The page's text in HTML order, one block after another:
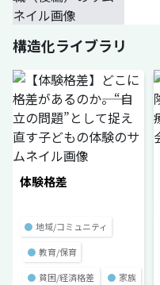
構造化ライブラリ
体験格差
● 地域/コミュニティ
● 教育/保育
● 貧困/経済格差 ● 家族